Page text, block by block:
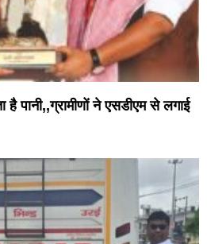
है पानी,,ग्रामीणों ने एसडीएम से लगाई